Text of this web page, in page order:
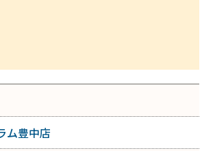
ム豊中店